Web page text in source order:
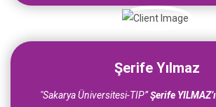
Şerife Yılmaz
"Sakarya Üniversitesi-TIP”Şerife